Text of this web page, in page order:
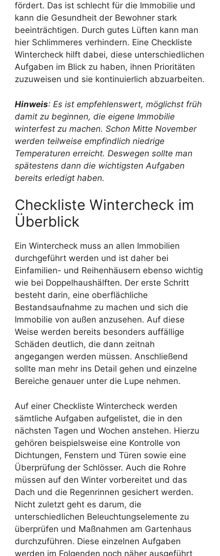
fördert. Das ist schlecht für die Immobilie und
kann die Gesundheit der Bewohner stark
beeinträchtigen. Durch gutes Lüften kann man
hier Schlimmeres verhindern. Eine Checkliste
Wintercheck hilft dabei, diese unterschiedlichen
Aufgaben im Blick zu haben, ihnen Prioritäten
zuzuweisen und sie kontinuierlich abzuarbeiten.
Hinweis: Es ist empfehlenswert, möglichst früh
damit zu beginnen, die eigene Immobilie
winterfest zu machen. Schon Mitte November
werden teilweise empfindlich niedrige
Temperaturen erreicht. Deswegen sollte man
spätestens dann die wichtigsten Aufgaben
bereits erledigt haben.
Checkliste Wintercheck im
Überblick
Ein Wintercheck muss an allen Immobilien
durchgeführt werden und ist daher bei
Einfamilien- und Reihenhäusern ebenso wichtig
wie bei Doppelhaushälften. Der erste Schritt
besteht darin, eine oberflächliche
Bestandsaufnahme zu machen und sich die
Immobilie von außen anzusehen. Auf diese
Weise werden bereits besonders auffällige
Schäden deutlich, die dann zeitnah
angegangen werden müssen. Anschließend
sollte man mehr ins Detail gehen und einzelne
Bereiche genauer unter die Lupe nehmen.
Auf einer Checkliste Wintercheck werden
sämtliche Aufgaben aufgelistet, die in den
nächsten Tagen und Wochen anstehen. Hierzu
gehören beispielsweise eine Kontrolle von
Dichtungen, Fenstern und Türen sowie eine
Überprüfung der Schlösser. Auch die Rohre
müssen auf den Winter vorbereitet und das
Dach und die Regenrinnen gesichert werden.
Nicht zuletzt geht es darum, die
unterschiedlichen Beleuchtungselemente zu
überprüfen und Maßnahmen am Gartenhaus
durchzuführen. Diese einzelnen Aufgaben
werden im Folgenden noch näher ausgeführt